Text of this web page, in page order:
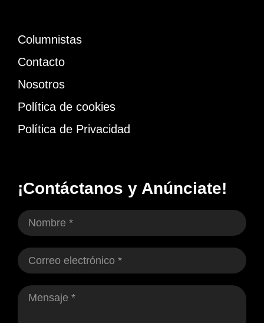
Columnistas
Contacto
Nosotros
Política de cookies
Política de Privacidad
¡Contáctanos y Anúnciate!